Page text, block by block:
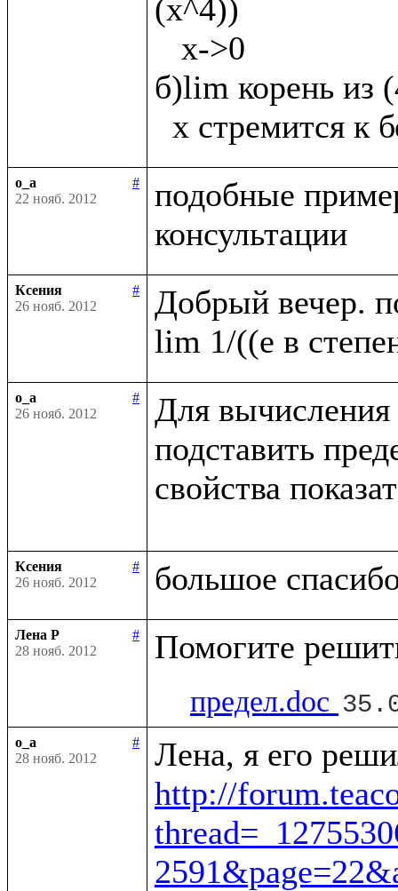
(х^4))
б)lim корень из
o_a
#
22 нояб. 2012
подобные
Ксения
#
26 нояб. 2012
Добрый вечер.
o_a
#
26 нояб. 2012
Для
подставить
свойства
Ксения
#
26 нояб. 2012
Лена Р
#
28 нояб. 2012
предел.doc
o_a
#
28 нояб. 2012
http://